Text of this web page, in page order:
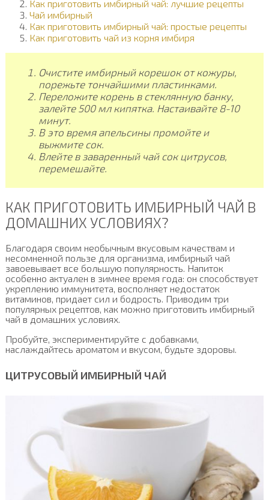
Как приготовить имбирный чай: лучшие рецепты
Чай имбирный
Как приготовить имбирный чай: простые рецепты
Как приготовить чай из корня имбиря
Очистите имбирный корешок от кожуры,
порежьте тончайшими пластинками.
Переложите корень в стеклянную банку,
залейте 500 мл кипятка. Настаивайте 8-10
минут.
В это время апельсины промойте и
выжмите сок.
Влейте в заваренный чай сок цитрусов,
перемешайте.
КАК ПРИГОТОВИТЬ ИМБИРНЫЙ ЧАЙ В
ДОМАШНИХ УСЛОВИЯХ?
Благодаря своим необычным вкусовым качествам и
несомненной пользе для организма, имбирный чай
завоевывает все большую популярность. Напиток
особенно актуален в зимнее время года: он способствует
укреплению иммунитета, восполняет недостаток
витаминов, придает сил и бодрость. Приводим три
популярных рецептов, как можно приготовить имбирный
чай в домашних условиях.
Пробуйте, экспериментируйте с добавками,
наслаждайтесь ароматом и вкусом, будьте здоровы.
ЦИТРУСОВЫЙ ИМБИРНЫЙ ЧАЙ